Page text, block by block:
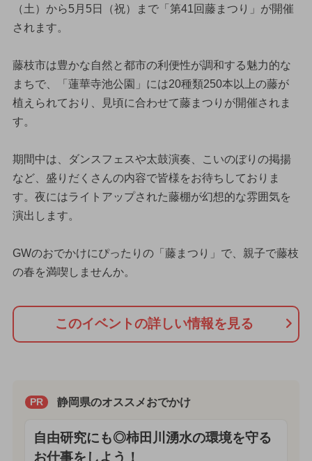
（土）から5月5日（祝）まで「第41回藤まつり」が開催
されます。
藤枝市は豊かな自然と都市の利便性が調和する魅力的な
まちで、「蓮華寺池公園」には20種類250本以上の藤が
植えられており、見頃に合わせて藤まつりが開催されま
す。
期間中は、ダンスフェスや太鼓演奏、こいのぼりの掲揚
など、盛りだくさんの内容で皆様をお待ちしておりま
す。夜にはライトアップされた藤棚が幻想的な雰囲気を
演出します。
GWのおでかけにぴったりの「藤まつり」で、親子で藤枝
の春を満喫しませんか。
このイベントの詳しい情報を見る
PR 静岡県のオススメおでかけ
自由研究にも◎柿田川湧水の環境を守る
お仕事をしよう！